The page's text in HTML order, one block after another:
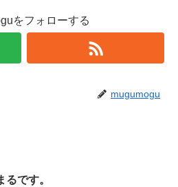
をフォローする
mugumogu
るです。